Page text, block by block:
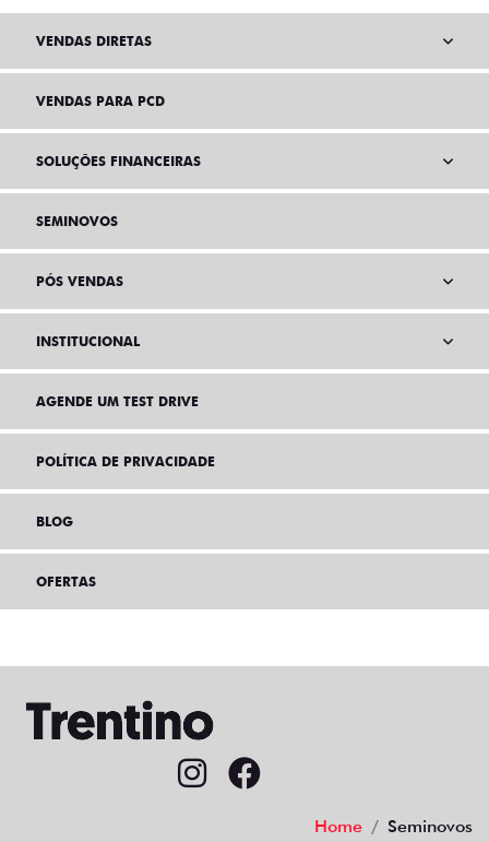
VENDAS DIRETAS
VENDAS PARA PCD
SOLUÇÕES FINANCEIRAS
SEMINOVOS
PÓS VENDAS
INSTITUCIONAL
AGENDE UM TEST DRIVE
POLÍTICA DE PRIVACIDADE
BLOG
OFERTAS
Home Seminovos